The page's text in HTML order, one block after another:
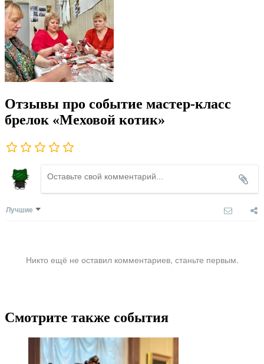
Отзывы про событие мастер-класс
брелок «Меховой котик»
Лучшие
Никто ещё не оставил комментариев, станьте первым.
Смотрите также события